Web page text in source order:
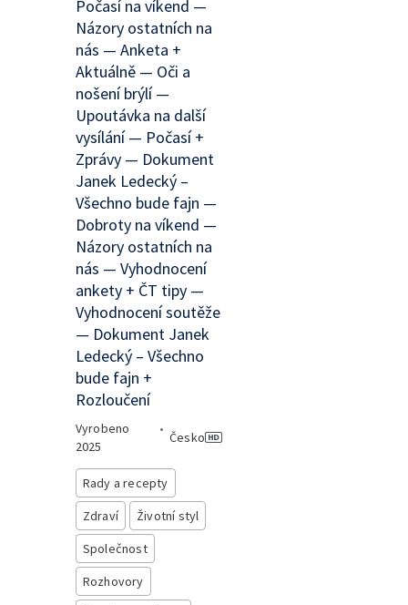
Počasí na víkend —
Názory ostatních na
nás — Anketa +
Aktuálně — Oči a
nošení brýlí —
Upoutávka na další
vysílání — Počasí +
Zprávy — Dokument
Janek Ledecký –
Všechno bude fajn —
Dobroty na víkend —
Názory ostatních na
nás — Vyhodnocení
ankety + ČT tipy —
Vyhodnocení soutěže
— Dokument Janek
Ledecký – Všechno
bude fajn +
Rozloučení
Vyrobeno
2025
•
Česko
Rady a recepty
Zdraví
Životní styl
Společnost
Rozhovory